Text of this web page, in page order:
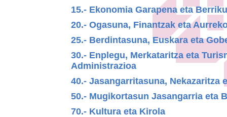
15.- Ekonomia Garapena eta
20.- Ogasuna, Finantzak eta
25.- Berdintasuna, Euskara eta
30.- Enplegu, Merkataritza eta
Administrazioa
40.- Jasangarritasuna, Nekazaritza
50.- Mugikortasun Jasangarria eta
70.- Kultura eta Kirola